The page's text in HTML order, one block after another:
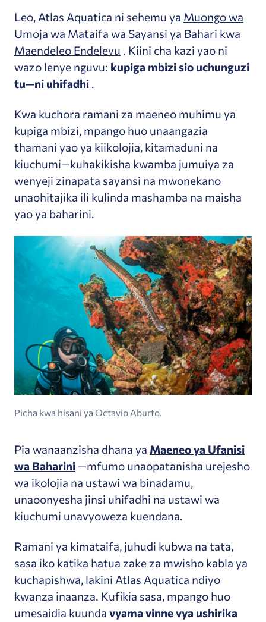
Leo, Atlas Aquatica ni sehemu ya Muongo wa
Umoja wa Mataifa wa Sayansi ya Bahari kwa
Maendeleo Endelevu . Kiini cha kazi yao ni
wazo lenye nguvu: kupiga mbizi sio uchunguzi
tu—ni uhifadhi .
Kwa kuchora ramani za maeneo muhimu ya
kupiga mbizi, mpango huo unaangazia
thamani yao ya kiikolojia, kitamaduni na
kiuchumi—kuhakikisha kwamba jumuiya za
wenyeji zinapata sayansi na mwonekano
unaohitajika ili kulinda mashamba na maisha
yao ya baharini.
Picha kwa hisani ya Octavio Aburto.
Pia wanaanzisha dhana ya Maeneo ya Ufanisi
wa Baharini —mfumo unaopatanisha urejesho
wa ikolojia na ustawi wa binadamu,
unaoonyesha jinsi uhifadhi na ustawi wa
kiuchumi unavyoweza kuendana.
Ramani ya kimataifa, juhudi kubwa na tata,
sasa iko katika hatua zake za mwisho kabla ya
kuchapishwa, lakini Atlas Aquatica ndiyo
kwanza inaanza. Kufikia sasa, mpango huo
umesaidia kuunda vyama vinne vya ushirika